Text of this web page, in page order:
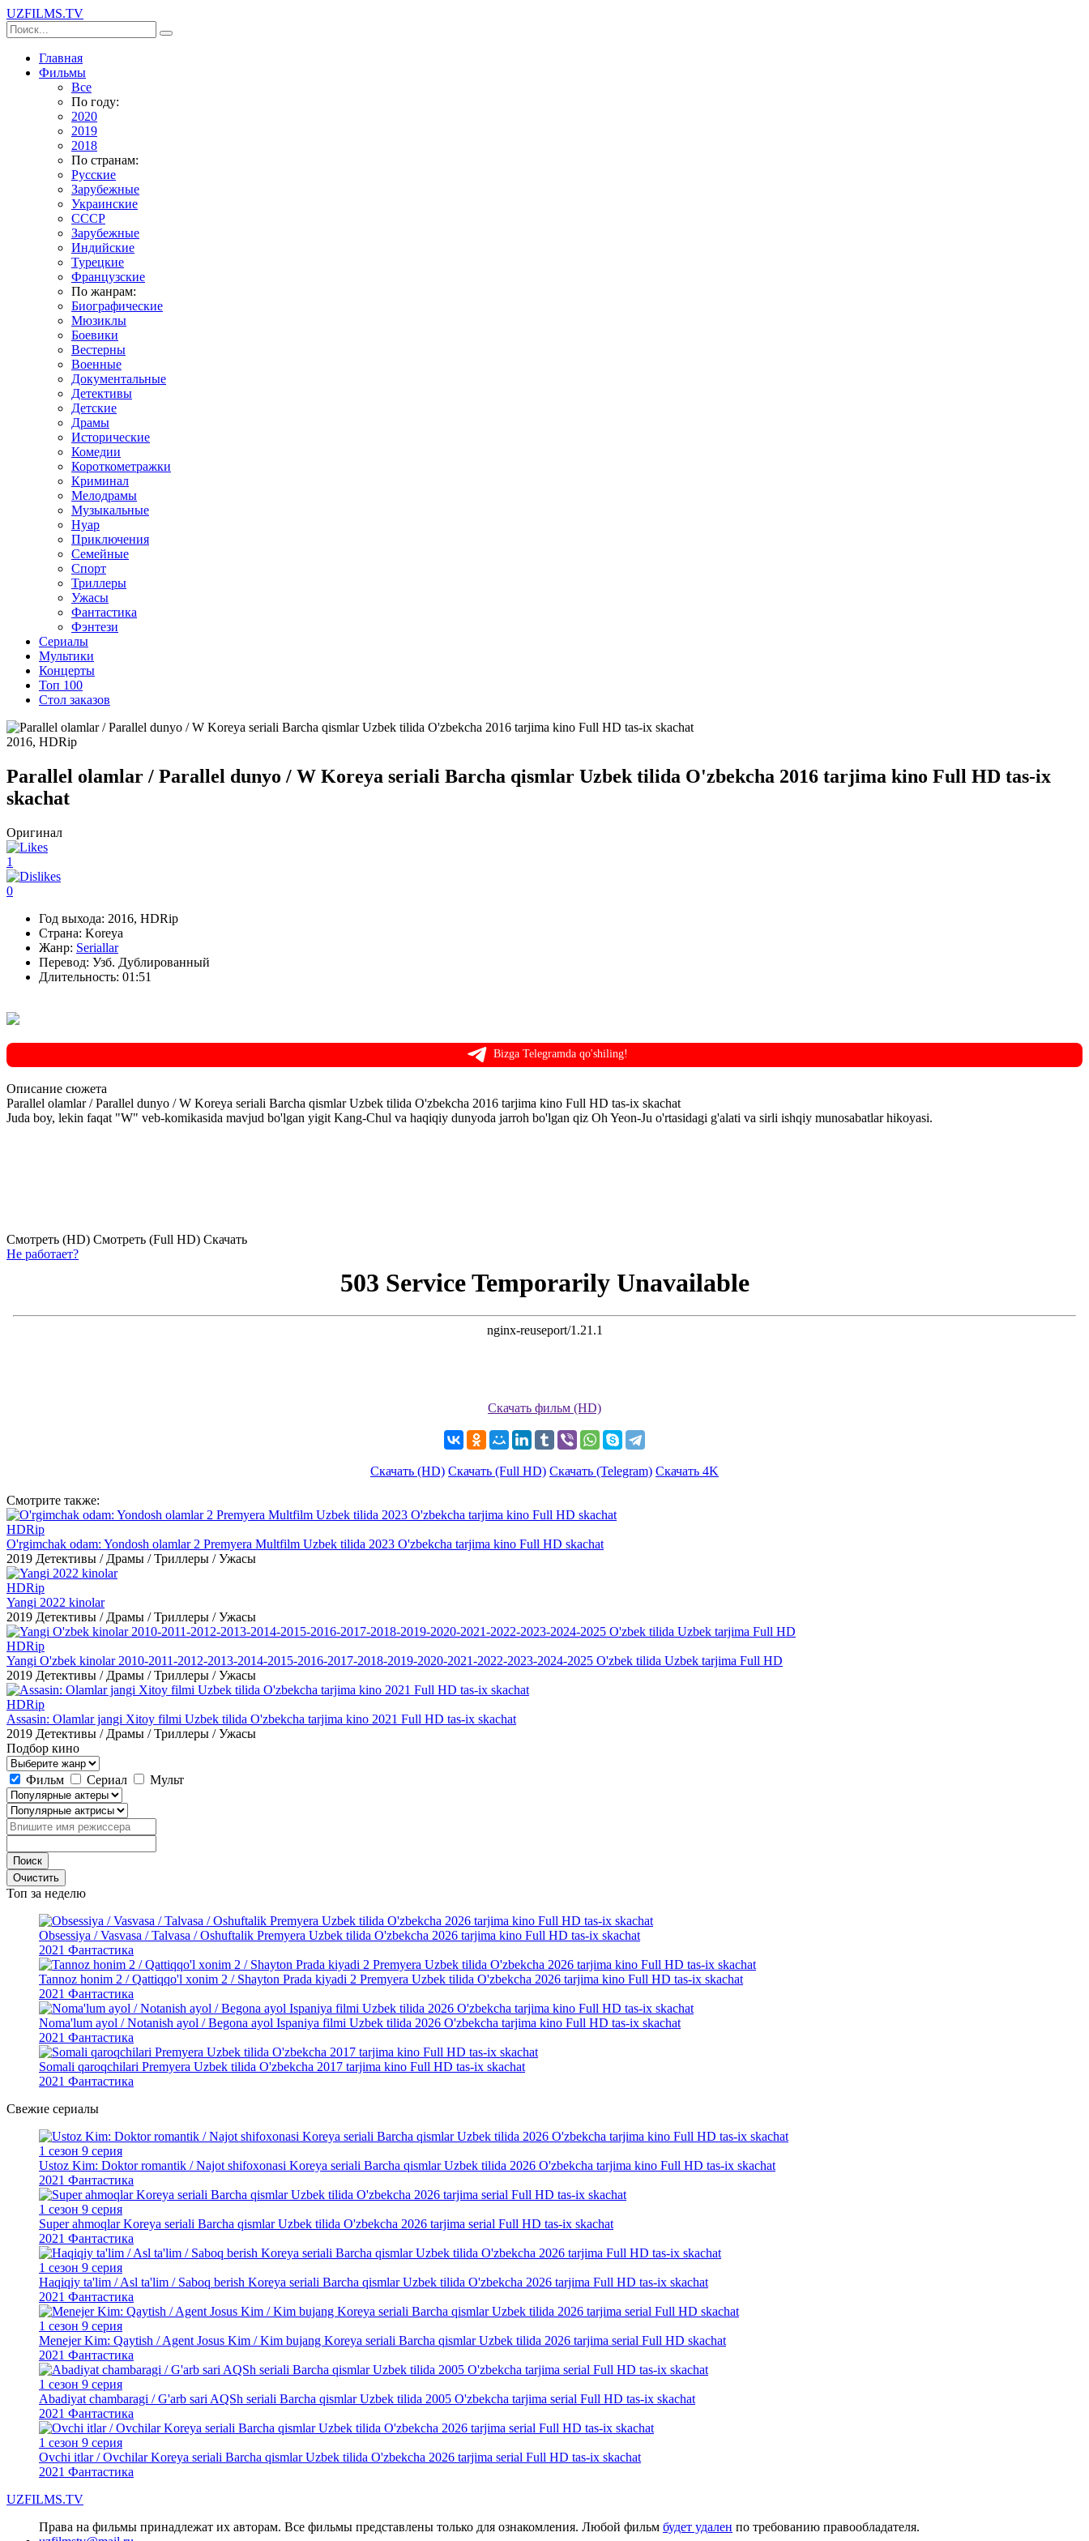
UZFILMS.TV
Главная
Фильмы
Все
По году:
2020
2019
2018
По странам:
Русские
Зарубежные
Украинские
СССР
Зарубежные
Индийские
Турецкие
Французские
По жанрам:
Биографические
Мюзиклы
Боевики
Вестерны
Военные
Документальные
Детективы
Детские
Драмы
Исторические
Комедии
Короткометражки
Криминал
Мелодрамы
Музыкальные
Нуар
Приключения
Семейные
Спорт
Триллеры
Ужасы
Фантастика
Фэнтези
Сериалы
Мультики
Концерты
Топ 100
Стол заказов
2016, HDRip
Parallel olamlar / Parallel dunyo / W Koreya seriali Barcha qismlar Uzbek tilida O'zbekcha 2016 tarjima kino Full HD tas-ix
skachat
Оригинал
1
0
Год выхода: 2016, HDRip
Страна: Koreya
Жанр: Seriallar
Перевод: Узб. Дублированный
Длительность: 01:51
Bizga Telegramda qo'shiling!
Описание сюжета
Parallel olamlar / Parallel dunyo / W Koreya seriali Barcha qismlar Uzbek tilida O'zbekcha 2016 tarjima kino Full HD tas-ix skachat
Juda boy, lekin faqat "W" veb-komikasida mavjud bo'lgan yigit Kang-Chul va haqiqiy dunyoda jarroh bo'lgan qiz Oh Yeon-Ju o'rtasidagi g'alati va sirli ishqiy munosabatlar hikoyasi.
Смотреть (HD) Смотреть (Full HD) Скачать
Не работает?
Скачать фильм (HD)
Скачать (HD) Скачать (Full HD) Скачать (Telegram) Скачать 4K
Смотрите также:
HDRip
O'rgimchak odam: Yondosh olamlar 2 Premyera Multfilm Uzbek tilida 2023 O'zbekcha tarjima kino Full HD skachat
2019 Детективы / Драмы / Триллеры / Ужасы
HDRip
Yangi 2022 kinolar
2019 Детективы / Драмы / Триллеры / Ужасы
HDRip
Yangi O'zbek kinolar 2010-2011-2012-2013-2014-2015-2016-2017-2018-2019-2020-2021-2022-2023-2024-2025 O'zbek tilida Uzbek tarjima Full HD
2019 Детективы / Драмы / Триллеры / Ужасы
HDRip
Assasin: Olamlar jangi Xitoy filmi Uzbek tilida O'zbekcha tarjima kino 2021 Full HD tas-ix skachat
2019 Детективы / Драмы / Триллеры / Ужасы
Подбор кино
Фильм Сериал Мульт
Топ за неделю
Obsessiya / Vasvasa / Talvasa / Oshuftalik Premyera Uzbek tilida O'zbekcha 2026 tarjima kino Full HD tas-ix skachat
2021 Фантастика
Tannoz honim 2 / Qattiqqo'l xonim 2 / Shayton Prada kiyadi 2 Premyera Uzbek tilida O'zbekcha 2026 tarjima kino Full HD tas-ix skachat
2021 Фантастика
Noma'lum ayol / Notanish ayol / Begona ayol Ispaniya filmi Uzbek tilida 2026 O'zbekcha tarjima kino Full HD tas-ix skachat
2021 Фантастика
Somali qaroqchilari Premyera Uzbek tilida O'zbekcha 2017 tarjima kino Full HD tas-ix skachat
2021 Фантастика
Свежие сериалы
1 сезон 9 серия
Ustoz Kim: Doktor romantik / Najot shifoxonasi Koreya seriali Barcha qismlar Uzbek tilida 2026 O'zbekcha tarjima kino Full HD tas-ix skachat
2021 Фантастика
1 сезон 9 серия
Super ahmoqlar Koreya seriali Barcha qismlar Uzbek tilida O'zbekcha 2026 tarjima serial Full HD tas-ix skachat
2021 Фантастика
1 сезон 9 серия
Haqiqiy ta'lim / Asl ta'lim / Saboq berish Koreya seriali Barcha qismlar Uzbek tilida O'zbekcha 2026 tarjima Full HD tas-ix skachat
2021 Фантастика
1 сезон 9 серия
Menejer Kim: Qaytish / Agent Josus Kim / Kim bujang Koreya seriali Barcha qismlar Uzbek tilida 2026 tarjima serial Full HD skachat
2021 Фантастика
1 сезон 9 серия
Abadiyat chambaragi / G'arb sari AQSh seriali Barcha qismlar Uzbek tilida 2005 O'zbekcha tarjima serial Full HD tas-ix skachat
2021 Фантастика
1 сезон 9 серия
Ovchi itlar / Ovchilar Koreya seriali Barcha qismlar Uzbek tilida O'zbekcha 2026 tarjima serial Full HD tas-ix skachat
2021 Фантастика
UZFILMS.TV
Права на фильмы принадлежат их авторам. Все фильмы представлены только для ознакомления. Любой фильм будет удален по требованию правообладателя.